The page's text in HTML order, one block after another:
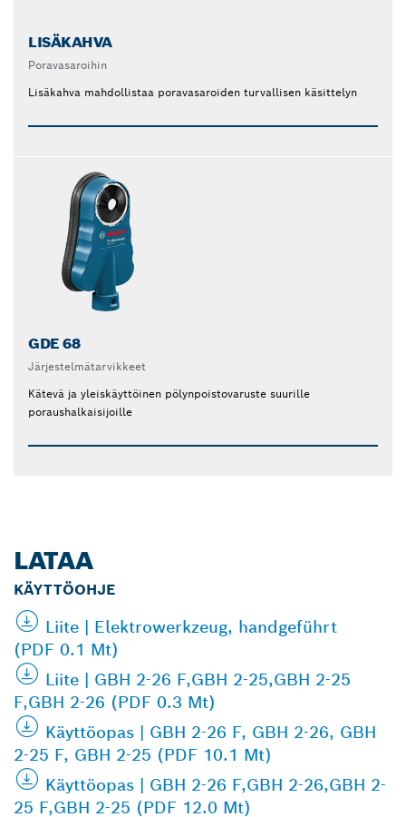
LISÄKAHVA
Poravasaroihin
Lisäkahva mahdollistaa poravasaroiden turvallisen käsittelyn
GDE 68
Järjestelmätarvikkeet
Kätevä ja yleiskäyttöinen pölynpoistovaruste suurille
poraushalkaisijoille
LATAA
KÄYTTÖOHJE
Liite | Elektrowerkzeug, handgeführt
(PDF 0.1 Mt)
Liite | GBH 2-26 F,GBH 2-25,GBH 2-25
F,GBH 2-26 (PDF 0.3 Mt)
Käyttöopas | GBH 2-26 F, GBH 2-26, GBH
2-25 F, GBH 2-25 (PDF 10.1 Mt)
Käyttöopas | GBH 2-26 F,GBH 2-26,GBH 2-
25 F,GBH 2-25 (PDF 12.0 Mt)